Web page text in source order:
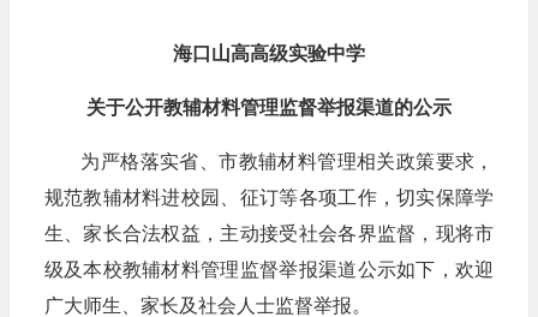
海口山高高级实验中学
关于公开教辅材料管理监督举报渠道的公示
为严格落实省、市教辅材料管理相关政策要求，
规范教辅材料进校园、征订等各项工作，切实保障学
生、家长合法权益，主动接受社会各界监督，现将市
级及本校教辅材料管理监督举报渠道公示如下，欢迎
广大师生、家长及社会人士监督举报。